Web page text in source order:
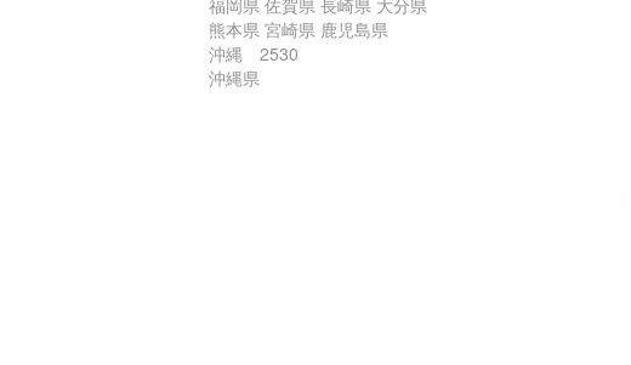
熊本県 宮崎県 鹿児島県
沖縄 2530
沖縄県